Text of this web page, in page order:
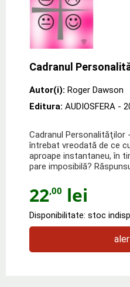
Cadranul
Autor(i): Roger Dawson
Editura: AUDIOSFERA -
Cadranul Personalităţilor
întrebat vreodată de ce
aproape instantaneu, în
pare imposibilă?
22,00 lei
Disponibilitate: stoc